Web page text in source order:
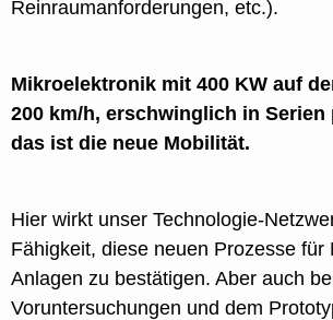
Reinraumanforderungen, etc.).
Mikroelektronik mit 400 KW auf
200 km/h, erschwinglich in Serien
das ist die neue Mobilität.
Hier wirkt unser Technologie-
Fähigkeit, diese neuen Prozesse für
Anlagen zu bestätigen. Aber auch
Voruntersuchungen und dem